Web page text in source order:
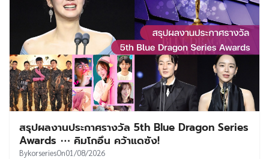
สรุปผลงานประกาศรางวัล 5th Blue Dragon Series
Awards ⋯ คิมโกอึน คว้าแดซัง!
BykorseriesOn01/08/2026